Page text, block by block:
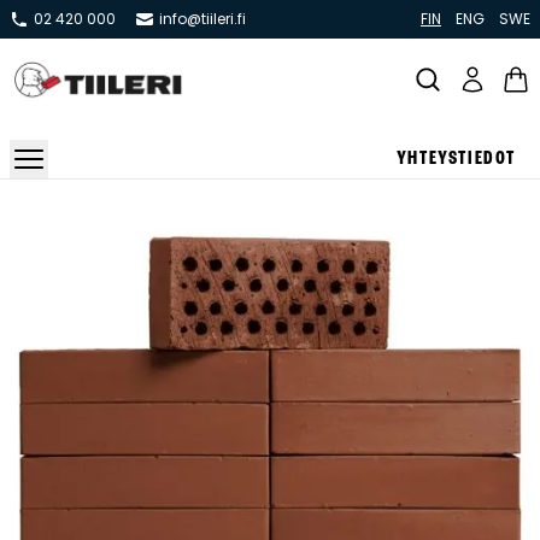
02 420 000 info@tiileri.fi FIN ENG SWE
YHTEYSTIEDOT
Varaavat takat
Pönttö -ja kaakeliuunit
Leivin -ja lämpiöuunit
Grillit ja pihakeittiöt